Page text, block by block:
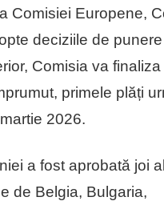
Comisiei Europene,
deciziile de
Comisia va finaliza
primele plăți
2026.
a fost aprobată joi
de Belgia, Bulgaria,